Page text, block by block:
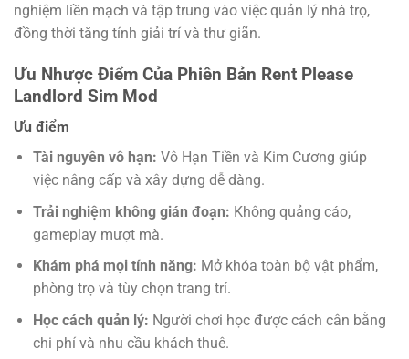
nghiệm liền mạch và tập trung vào việc quản lý nhà trọ,
đồng thời tăng tính giải trí và thư giãn.
Ưu Nhược Điểm Của Phiên Bản Rent Please
Landlord Sim Mod
Ưu điểm
Tài nguyên vô hạn: Vô Hạn Tiền và Kim Cương giúp
việc nâng cấp và xây dựng dễ dàng.
Trải nghiệm không gián đoạn: Không quảng cáo,
gameplay mượt mà.
Khám phá mọi tính năng: Mở khóa toàn bộ vật phẩm,
phòng trọ và tùy chọn trang trí.
Học cách quản lý: Người chơi học được cách cân bằng
chi phí và nhu cầu khách thuê.